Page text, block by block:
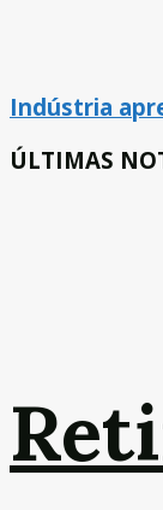
Indústria
ÚLTIMAS